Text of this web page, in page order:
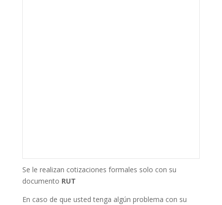
Se le realizan cotizaciones formales solo con su
documento RUT
En caso de que usted tenga algún problema con su